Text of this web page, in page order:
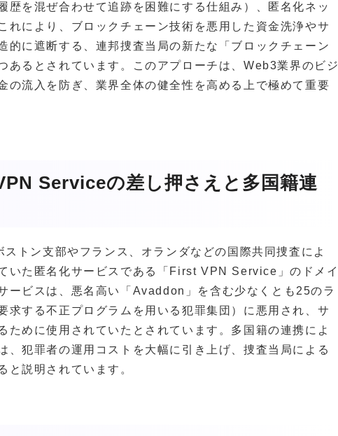
歴を混ぜ合わせて追跡を困難にする仕組み）、匿名化ネッ
れにより、ブロックチェーン技術を悪用した資金洗浄やサ
的に遮断する、連邦捜査当局の新たな「ブロックチェーン
あるとされています。このアプローチは、Web3業界のビジ
の流入を防ぎ、業界全体の健全性を高める上で極めて重要
Serviceの差し押さえと多国籍連
トン支部やフランス、オランダなどの国際共同捜査によ
いた匿名化サービスである「First VPN Service」のドメイ
ービスは、悪名高い「Avaddon」を含む少なくとも25のラ
求する不正プログラムを用いる犯罪集団）に悪用され、サ
ために使用されていたとされています。多国籍の連携によ
、犯罪者の運用コストを大幅に引き上げ、捜査当局による
と説明されています。